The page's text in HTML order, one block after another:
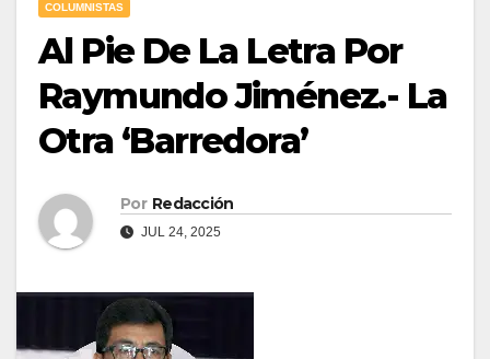
COLUMNISTAS
Al Pie De La Letra Por
Raymundo Jiménez.- La
Otra ‘Barredora’
Por Redacción
JUL 24, 2025